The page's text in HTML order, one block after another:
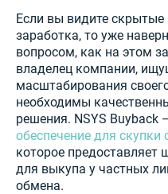
Если вы видите
заработка, то уже
вопросом, как на этом
владелец компании,
масштабирования
необходимы
решения. NSYS Buyback
обеспечение для скупки
которое предоставляет
для выкупа у частных
обмена.